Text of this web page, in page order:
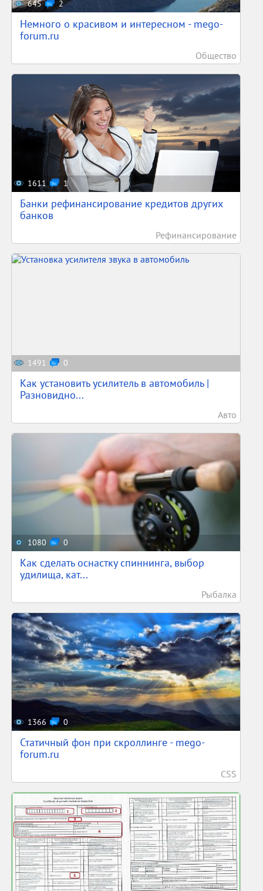
645 2
Немного о красивом и интересном - mego-
forum.ru
Общество
1611 1
Банки рефинансирование кредитов других
банков
Рефинансирование
1491 0
Как установить усилитель в автомобиль |
Разновидно...
Авто
1080 0
Как сделать оснастку спиннинга, выбор
удилища, кат...
Рыбалка
1366 0
Статичный фон при скроллинге - mego-
forum.ru
CSS